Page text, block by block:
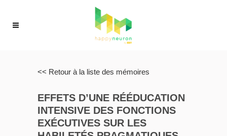
<< Retour à la liste des mémoires
EFFETS D’UNE RÉÉDUCATION
INTENSIVE DES FONCTIONS
EXÉCUTIVES SUR LES